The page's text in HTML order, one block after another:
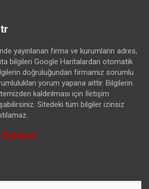
yayınlanan firma ve kurumların adres,
bilgileri Google Haritalardan otomatik
doğruluğundan firmamız sorumlu
yorum yapana aittir. Bilgilerin
kaldırılması için İletişim
Sitedeki tüm bilgiler izinsiz